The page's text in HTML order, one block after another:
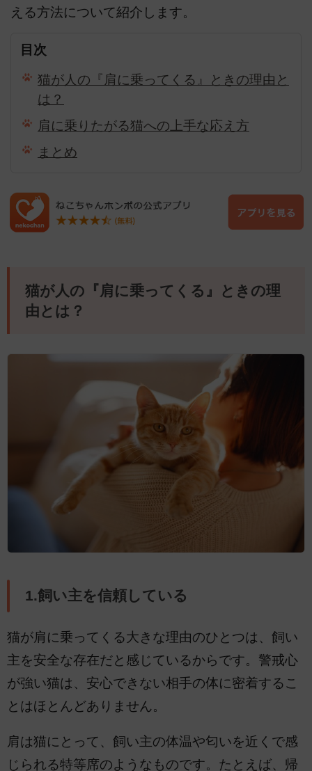
える方法について紹介します。
目次
猫が人の『肩に乗ってくる』ときの理由と
は？
肩に乗りたがる猫への上手な応え方
まとめ
猫が人の『肩に乗ってくる』ときの理
由とは？
1.飼い主を信頼している
猫が肩に乗ってくる大きな理由のひとつは、飼い
主を安全な存在だと感じているからです。警戒心
が強い猫は、安心できない相手の体に密着するこ
とはほとんどありません。
肩は猫にとって、飼い主の体温や匂いを近くで感
じられる特等席のようなものです。たとえば、帰